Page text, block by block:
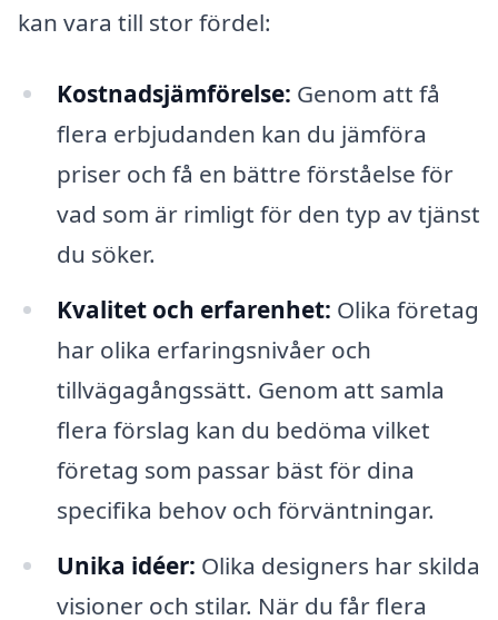
kan vara till stor fördel:
Kostnadsjämförelse: Genom att få
flera erbjudanden kan du jämföra
priser och få en bättre förståelse för
vad som är rimligt för den typ av tjänst
du söker.
Kvalitet och erfarenhet: Olika företag
har olika erfaringsnivåer och
tillvägagångssätt. Genom att samla
flera förslag kan du bedöma vilket
företag som passar bäst för dina
specifika behov och förväntningar.
Unika idéer: Olika designers har skilda
visioner och stilar. När du får flera